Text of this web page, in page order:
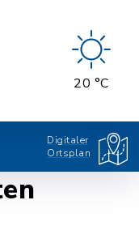
20 °C
Digitaler
Ortsplan